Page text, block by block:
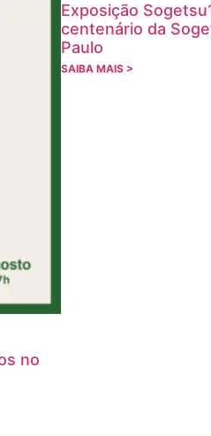
no
Exposição
centenário da
Paulo
SAIBA MAIS >